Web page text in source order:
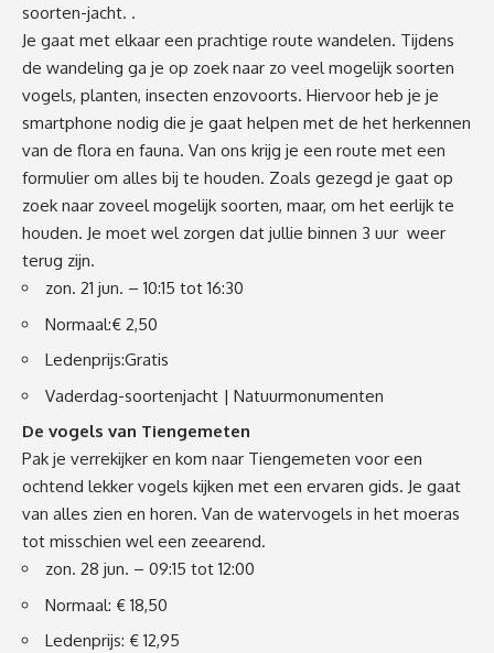
soorten-jacht. .
Je gaat met elkaar een prachtige route wandelen. Tijdens
de wandeling ga je op zoek naar zo veel mogelijk soorten
vogels, planten, insecten enzovoorts. Hiervoor heb je je
smartphone nodig die je gaat helpen met de het herkennen
van de flora en fauna. Van ons krijg je een route met een
formulier om alles bij te houden. Zoals gezegd je gaat op
zoek naar zoveel mogelijk soorten, maar, om het eerlijk te
houden. Je moet wel zorgen dat jullie binnen 3 uur weer
terug zijn.
zon. 21 jun. – 10:15 tot 16:30
Normaal:€ 2,50
Ledenprijs:Gratis
Vaderdag-soortenjacht | Natuurmonumenten
De vogels van Tiengemeten
Pak je verrekijker en kom naar Tiengemeten voor een
ochtend lekker vogels kijken met een ervaren gids. Je gaat
van alles zien en horen. Van de watervogels in het moeras
tot misschien wel een zeearend.
zon. 28 jun. – 09:15 tot 12:00
Normaal: € 18,50
Ledenprijs: € 12,95